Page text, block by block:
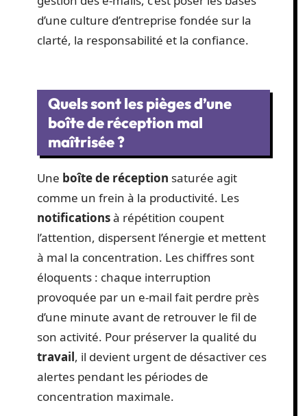
d’une culture d’entreprise fondée sur la
clarté, la responsabilité et la confiance.
Quels sont les pièges d’une
boîte de réception mal
maîtrisée ?
Une boîte de réception saturée agit
comme un frein à la productivité. Les
notificationsà répétition coupent
l’attention, dispersent l’énergie et mettent
à mal la concentration. Les chiffres sont
éloquents : chaque interruption
provoquée par un e-mail fait perdre près
d’une minute avant de retrouver le fil de
son activité. Pour préserver la qualité du
travail, il devient urgent de désactiver ces
alertes pendant les périodes de
concentration maximale.